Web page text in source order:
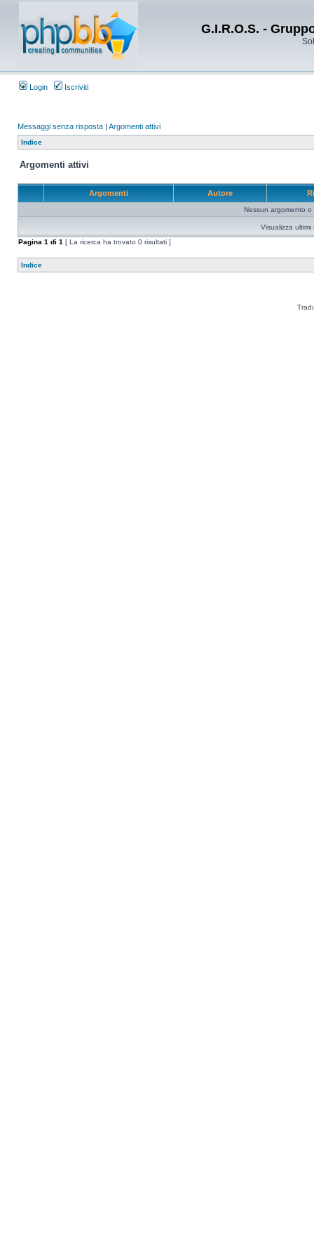
G.I.R.O.S. -
Login Iscriviti
Messaggi senza risposta | Argomenti attivi
Indice
Argomenti attivi
Argomenti Autore
Nessun argomento o
Visualizza ultimi
Pagina 1 di 1 [ La ricerca ha trovato 0 risultati ]
Indice